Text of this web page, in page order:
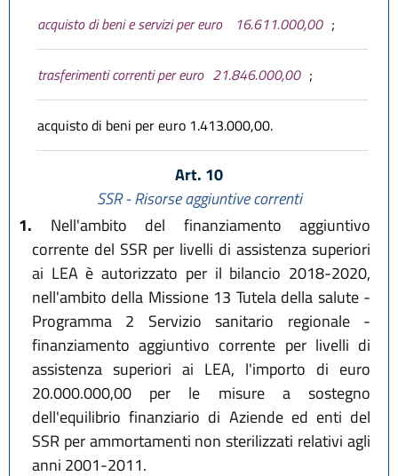
acquisto di beni e servizi per euro 16.611.000,00 ;
trasferimenti correnti per euro 21.846.000,00 ;
acquisto di beni per euro 1.413.000,00.
Art. 10
SSR - Risorse aggiuntive correnti
1. Nell'ambito del finanziamento aggiuntivo
corrente del SSR per livelli di assistenza superiori
ai LEA è autorizzato per il bilancio 2018-2020,
nell'ambito della Missione 13 Tutela della salute -
Programma 2 Servizio sanitario regionale -
finanziamento aggiuntivo corrente per livelli di
assistenza superiori ai LEA, l'importo di euro
20.000.000,00 per le misure a sostegno
dell'equilibrio finanziario di Aziende ed enti del
SSR per ammortamenti non sterilizzati relativi agli
anni 2001-2011.